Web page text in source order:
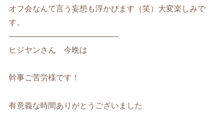
オフ会なんて言う妄想も浮かびます（笑）大変楽しみで
す。
——————————————
ヒジヤンさん 今晩は
幹事ご苦労様です！
有意義な時間ありがとうございました